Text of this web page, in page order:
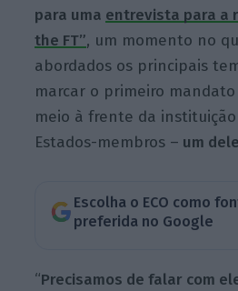
para uma entrevista para a
the FT”, um momento no
abordados os principais
marcar o primeiro
meio à frente da
Estados-membros – um
Escolha o ECO como
preferida no Google
“Precisamos de falar com